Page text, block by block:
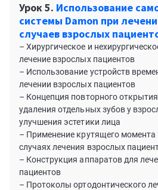
Урок 5. Использование
системы Damon при
случаев взрослых
– Хирургическое и
лечение взрослых пациентов
– Использование устройств
лечении взрослых пациентов
– Концепция повторного
удаления отдельных зубов у
улучшения эстетики лица
– Применение крутящего момента
случаях лечения взрослых
– Конструкция аппаратов для
пациентов
– Протоколы ортодонтического